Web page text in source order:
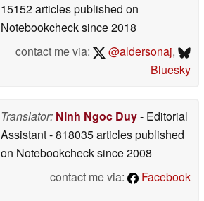
15152 articles published on
Notebookchecksince 2018
contact me via:
@aldersonaj,
Bluesky
Translator: Ninh Ngoc Duy- Editorial
Assistant- 818035 articles published
on Notebookchecksince 2008
contact me via:
Facebook